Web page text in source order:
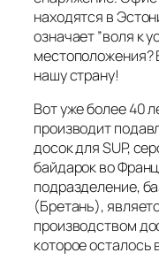
находятся в
означает ”воля к
местоположения?
нашу страну!
Вот уже более 40
производит
досок для SUP,
байдарок во
подразделение,
(Бретань),
производством
которое осталось